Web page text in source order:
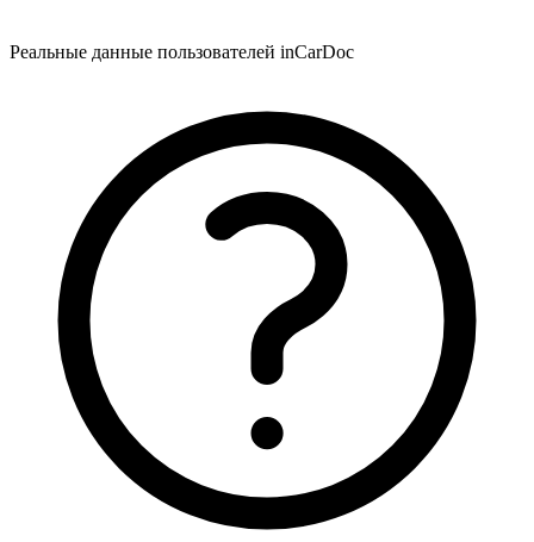
Реальные данные пользователей inCarDoc